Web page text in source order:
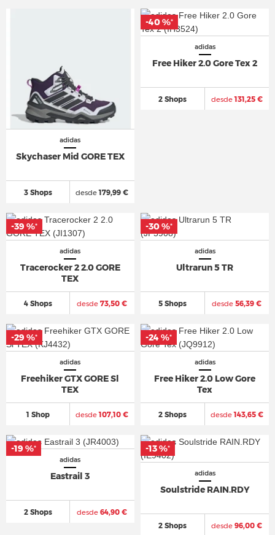
adidas
Skychaser Mid GORE TEX
3 Shops desde179,99 €
adidas
Free Hiker 2.0 Gore Tex 2
2 Shops desde131,25 €
-40 %*
adidas
Tracerocker 2 2.0 GORE
TEX
4 Shops desde 73,50 €
-39 %*
adidas
Ultrarun 5 TR
5 Shops desde 56,39 €
-30 %*
adidas
Freehiker GTX GORE Sl
TEX
1 Shop desde107,10 €
-29 %*
adidas
Free Hiker 2.0 Low Gore
Tex
2 Shops desde143,65 €
-24 %*
adidas
Eastrail 3
2 Shops desde 64,90 €
-19 %*
adidas
Soulstride RAIN.RDY
2 Shops desde 96,00 €
-13 %*